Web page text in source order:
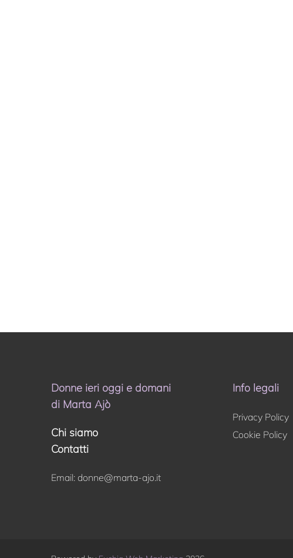
Donne ieri oggi e domani
di Marta Ajò
Chi siamo
Contatti
Email: donne@marta-ajo.it
Info legali
Privacy Policy
Cookie Policy